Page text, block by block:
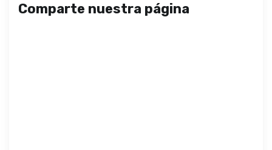
Comparte nuestra página